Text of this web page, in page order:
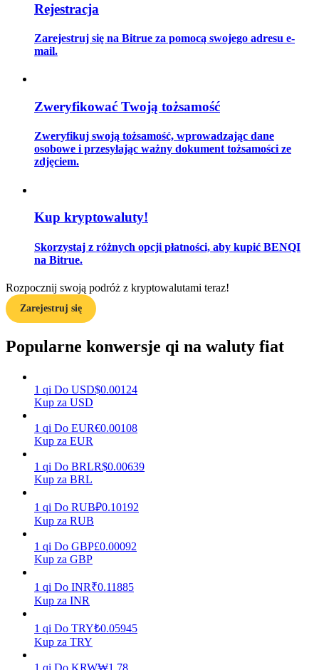
Przewodnik dla początkujących dotyczący kontraktów futures
Strategie handlowe
Dowiedz się, jak zachować rentowność
Zarabiać
Mocna Świnka
Rejestracja
Zarejestruj się na Bitrue za pomocą swojego adresu e-
mail.
Zweryfikować Twoją tożsamość
Zweryfikuj swoją tożsamość, wprowadzając dane
osobowe i przesyłając ważny dokument tożsamości ze
zdjęciem.
Kup kryptowaluty!
Skorzystaj z różnych opcji płatności, aby kupić BENQI
na Bitrue.
Rozpocznij swoją podróż z kryptowalutami teraz!
Zarejestruj się
Popularne konwersje qi na waluty fiat
1 qi Do USD$0.00124
Kup za USD
1 qi Do EUR€0.00108
Kup za EUR
1 qi Do BRLR$0.00639
Kup za BRL
1 qi Do RUB₽0.10192
Kup za RUB
1 qi Do GBP£0.00092
Kup za GBP
1 qi Do INR₹0.11885
Kup za INR
1 qi Do TRY₺0.05945
Kup za TRY
1 qi Do KRW₩1.78